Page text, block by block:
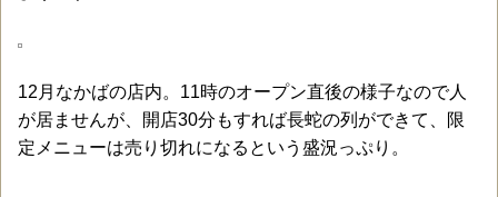
12月なかばの店内。11時のオープン直後の様子なので人
が居ませんが、開店30分もすれば長蛇の列ができて、限
定メニューは売り切れになるという盛況っぷり。